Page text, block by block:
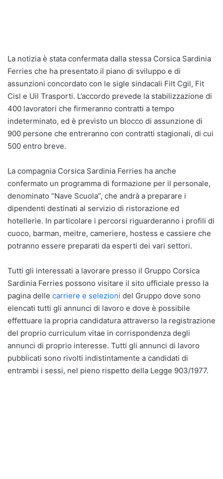
La notizia è stata confermata dalla stessa Corsica Sardinia
Ferries che ha presentato il piano di sviluppo e di
assunzioni concordato con le sigle sindacali Filt Cgil, Fit
Cisl e Uil Trasporti. L’accordo prevede la stabilizzazione di
400 lavoratori che firmeranno contratti a tempo
indeterminato, ed è previsto un blocco di assunzione di
900 persone che entreranno con contratti stagionali, di cui
500 entro breve.
La compagnia Corsica Sardinia Ferries ha anche
confermato un programma di formazione per il personale,
denominato “Nave Scuola”, che andrà a preparare i
dipendenti destinati al servizio di ristorazione ed
hotellerie. In particolare i percorsi riguarderanno i profili di
cuoco, barman, meitre, cameriere, hostess e cassiere che
potranno essere preparati da esperti dei vari settori.
Tutti gli interessati a lavorare presso il Gruppo Corsica
Sardinia Ferries possono visitare il sito ufficiale presso la
pagina delle carriere e selezioni del Gruppo dove sono
elencati tutti gli annunci di lavoro e dove è possibile
effettuare la propria candidatura attraverso la registrazione
del proprio curriculum vitae in corrispondenza degli
annunci di proprio interesse. Tutti gli annunci di lavoro
pubblicati sono rivolti indistintamente a candidati di
entrambi i sessi, nel pieno rispetto della Legge 903/1977.